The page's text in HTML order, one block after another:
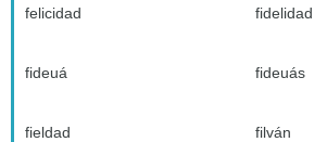
felicidad fidelidad
fideuá fideuás
fieldad filván